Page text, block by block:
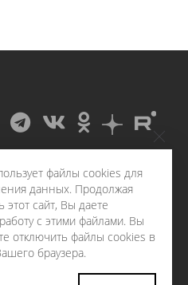
в любых средствах
файлы cookies для
данных. Продолжая
этот сайт, Вы даете
с этими файлами. Вы
отключить файлы cookies в
браузера.